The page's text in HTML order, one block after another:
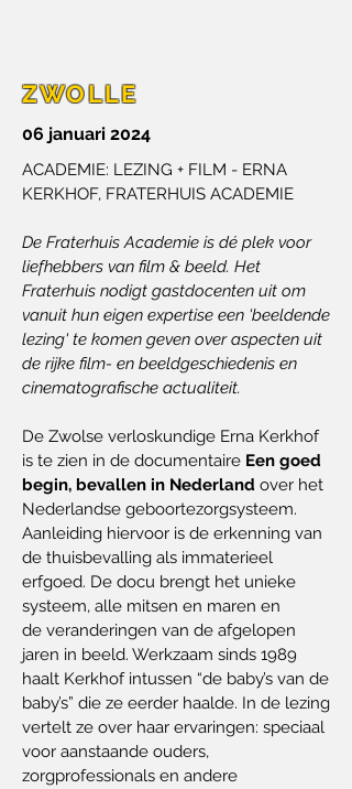
ZWOLLE
06 januari 2024
ACADEMIE: LEZING + FILM - ERNA
KERKHOF, FRATERHUIS ACADEMIE
De Fraterhuis Academie is dé plek voor
liefhebbers van film & beeld. Het
Fraterhuis nodigt gastdocenten uit om
vanuit hun eigen expertise een 'beeldende
lezing' te komen geven over aspecten uit
de rijke film- en beeldgeschiedenis en
cinematografische actualiteit.
De Zwolse verloskundige Erna Kerkhof
is te zien in de documentaire Een goed
begin, bevallen in Nederland over het
Nederlandse geboortezorgsysteem.
Aanleiding hiervoor is de erkenning van
de thuisbevalling als immaterieel
erfgoed. De docu brengt het unieke
systeem, alle mitsen en maren en
de veranderingen van de afgelopen
jaren in beeld. Werkzaam sinds 1989
haalt Kerkhof intussen “de baby’s van de
baby’s” die ze eerder haalde. In de lezing
vertelt ze over haar ervaringen: speciaal
voor aanstaande ouders,
zorgprofessionals en andere